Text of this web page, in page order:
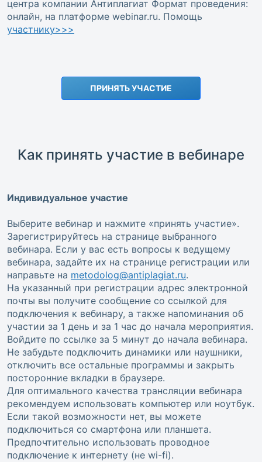
центра компании Антиплагиат Формат проведения:
онлайн, на платформе webinar.ru. Помощь
участнику>>>
ПРИНЯТЬ УЧАСТИЕ
Как принять участие в вебинаре
Индивидуальное участие
Выберите вебинар и нажмите «принять участие».
Зарегистрируйтесь на странице выбранного
вебинара. Если у вас есть вопросы к ведущему
вебинара, задайте их на странице регистрации или
направьте на metodolog@antiplagiat.ru.
На указанный при регистрации адрес электронной
почты вы получите сообщение со ссылкой для
подключения к вебинару, а также напоминания об
участии за 1 день и за 1 час до начала мероприятия.
Войдите по ссылке за 5 минут до начала вебинара.
Не забудьте подключить динамики или наушники,
отключить все остальные программы и закрыть
посторонние вкладки в браузере.
Для оптимального качества трансляции вебинара
рекомендуем использовать компьютер или ноутбук.
Если такой возможности нет, вы можете
подключиться со смартфона или планшета.
Предпочтительно использовать проводное
подключение к интернету (не wi-fi).